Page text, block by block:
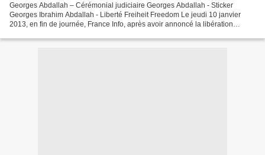
Georges Abdallah – Cérémonial judiciaire Georges Abdallah - Sticker
Georges Ibrahim Abdallah - Liberté Freiheit Freedom Le jeudi 10 janvier
2013, en fin de journée, France Info, après avoir annoncé la libération